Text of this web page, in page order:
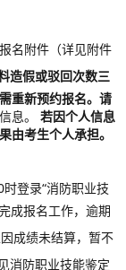
名附件（详见附件
造假或驳回次数三
重新预约报名。请
息。 若因个人信息
由考生个人承担。
登录“消防职业技
成报名工作，逾期
成绩未结算，暂不
消防职业技能鉴定